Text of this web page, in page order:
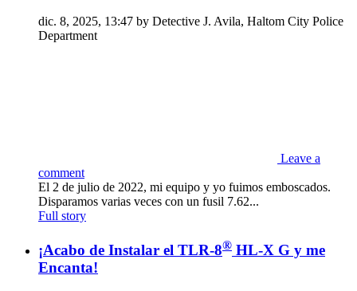
dic. 8, 2025, 13:47 by Detective J. Avila, Haltom City Police
Department
Leave a
comment
El 2 de julio de 2022, mi equipo y yo fuimos emboscados.
Disparamos varias veces con un fusil 7.62...
Full story
¡Acabo de Instalar el TLR-8® HL-X G y me
Encanta!